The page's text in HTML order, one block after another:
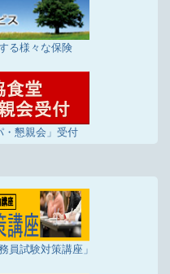
る様々な保険
・懇親会」受付
員試験対策講座」